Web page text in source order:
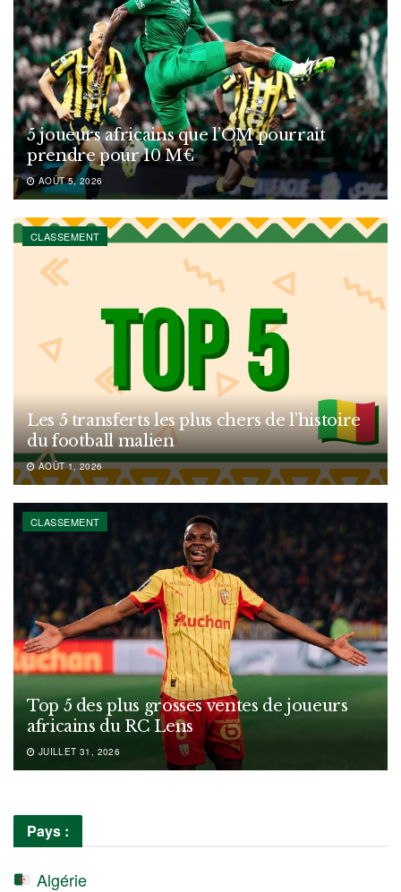
5 joueurs africains que l’OM pourrait
prendre pour 10 M€
AOÛT 5, 2026
CLASSEMENT
Les 5 transferts les plus chers de l’histoire
du football malien
AOÛT 1, 2026
CLASSEMENT
Top 5 des plus grosses ventes de joueurs
africains du RC Lens
JUILLET 31, 2026
Pays :
Algérie